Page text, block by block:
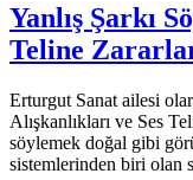
Yanlış Şarkı
Teline
Erturgut Sanat ailesi
Alışkanlıkları ve Ses
söylemek doğal gibi
sistemlerinden biri olan